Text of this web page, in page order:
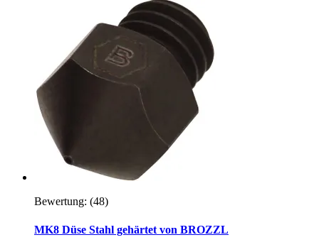
Bewertung: (48)
MK8 Düse Stahl gehärtet von BROZZL